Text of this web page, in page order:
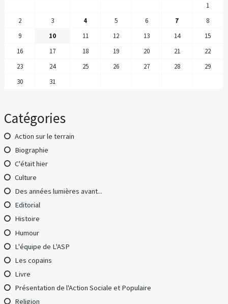
1
2
3 4 5 6 7
8
9
10 11 12 13 14
15
16
17 18 19 20 21
22
23
24 25 26 27 28
29
30
31
Catégories
Action sur le terrain
Biographie
C'était hier
Culture
Des années lumières avant...
Editorial
Histoire
Humour
L'équipe de L'ASP
Les copains
Livre
Présentation de l'Action Sociale et Populaire
Religion